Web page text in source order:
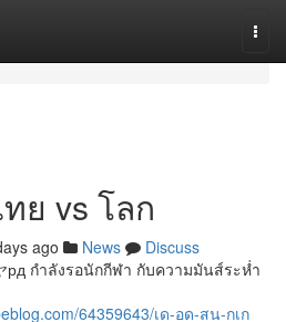
ย vs โลก
ago News
Discuss
рд กำลังรอนักกีฬา กับความมันส์ระห่ำ
64359643/เด-อด-สน-กเก